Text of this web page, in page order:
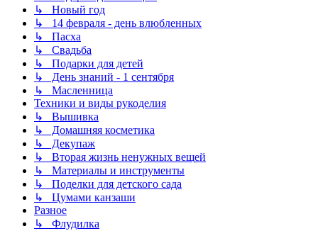
↳ Новый год
↳ 14 февраля - день влюбленных
↳ Пасха
↳ Свадьба
↳ Подарки для детей
↳ День знаний - 1 сентября
↳ Масленница
Техники и виды рукоделия
↳ Вышивка
↳ Домашняя косметика
↳ Декупаж
↳ Вторая жизнь ненужных вещей
↳ Материалы и инструменты
↳ Поделки для детского сада
↳ Цумами канзаши
Разное
↳ Флудилка